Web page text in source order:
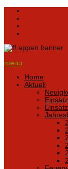
menu
Home
Aktuell